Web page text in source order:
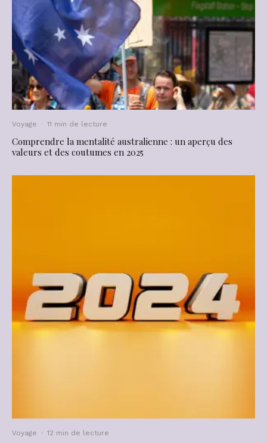
Voyage · 11 min de lecture
Comprendre la mentalité australienne : un aperçu des
valeurs et des coutumes en 2025
Voyage · 12 min de lecture